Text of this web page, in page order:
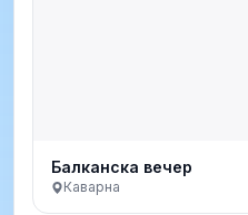
Балканска вечер
Каварна